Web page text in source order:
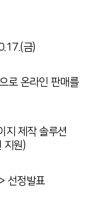
금)
로 온라인 판매를
제작 솔루션
지원)
선정발표